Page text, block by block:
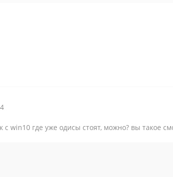
с win10 где уже одисы стоят, можно? вы такое